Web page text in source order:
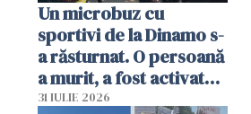
Un microbuz cu
sportivi de la Dinamo s-
a răsturnat. O persoană
a murit, a fost activat
planul roșu de
31 IULIE 2026